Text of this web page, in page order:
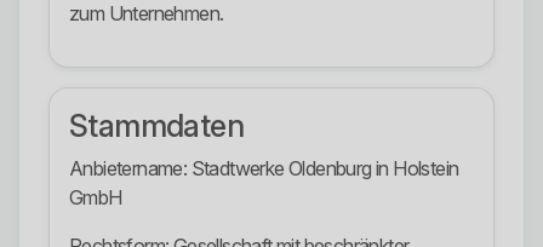
zum Unternehmen.
Stammdaten
Anbietername: Stadtwerke Oldenburg in Holstein
GmbH